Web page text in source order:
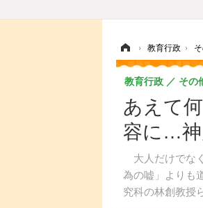
› 教育行政 ›
あえて
容に…神
大人だけでな
為の嘘」よりも
究科の林創教授
教育行政 その